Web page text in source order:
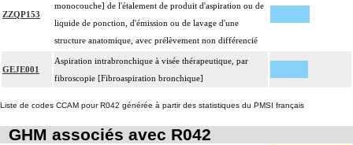
ZZQP153
monocouche] de l'étalement de produit d'aspiration ou de
liquide de ponction, d'émission ou de lavage d'une
structure anatomique, avec prélèvement non différencié
GEJE001
Aspiration intrabronchique à visée thérapeutique, par
fibroscopie [Fibroaspiration bronchique]
Liste de codes CCAM pour R042 générée à partir des statistiques du PMSI français
GHM associés avec R042